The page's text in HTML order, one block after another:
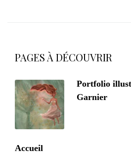
PAGES À DÉCOUVRIR
Portfolio
Garnier
Accueil